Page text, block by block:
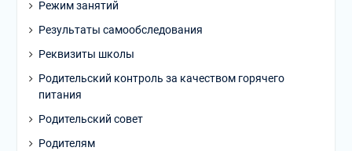
Режим занятий
Результаты самообследования
Реквизиты школы
Родительский контроль за качеством горячего
питания
Родительский совет
Родителям